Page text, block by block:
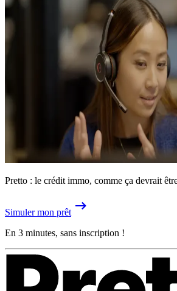
Pretto : le crédit immo, comme ça devrait
Simuler mon prêt
En 3 minutes, sans inscription !